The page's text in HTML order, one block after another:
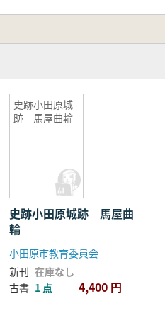
史跡小田原城
跡 馬屋曲輪
史跡小田原城跡 馬屋曲
輪
小田原市教育委員会
新刊 在庫なし
古書 1 点 4,400 円